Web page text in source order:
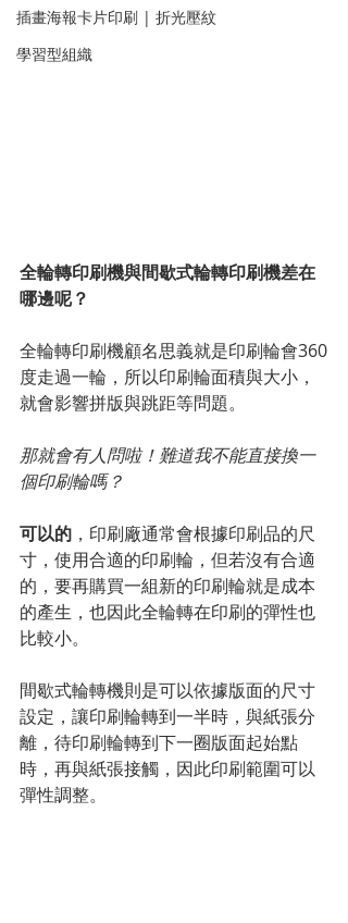
插畫海報卡片印刷 | 折光壓紋
學習型組織
全輪轉印刷機與間歇式輪轉印刷機差在
哪邊呢？
全輪轉印刷機顧名思義就是印刷輪會360
度走過一輪，所以印刷輪面積與大小，
就會影響拼版與跳距等問題。
那就會有人問啦！難道我不能直接換一
個印刷輪嗎？
可以的 ，印刷廠通常會根據印刷品的尺
寸，使用合適的印刷輪，但若沒有合適
的，要再購買一組新的印刷輪就是成本
的產生，也因此全輪轉在印刷的彈性也
比較小。
間歇式輪轉機則是可以依據版面的尺寸
設定，讓印刷輪轉到一半時，與紙張分
離，待印刷輪轉到下一圈版面起始點
時，再與紙張接觸，因此印刷範圍可以
彈性調整。